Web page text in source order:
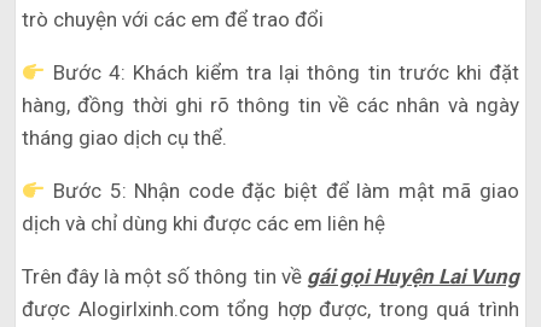
trò chuyện với các em để trao đổi
Bước 4: Khách kiểm tra lại thông tin trước khi đặt
hàng, đồng thời ghi rõ thông tin về các nhân và ngày
tháng giao dịch cụ thể.
Bước 5: Nhận code đặc biệt để làm mật mã giao
dịch và chỉ dùng khi được các em liên hệ
Trên đây là một số thông tin về gái gọi Huyện Lai Vung
được Alogirlxinh.com tổng hợp được, trong quá trình